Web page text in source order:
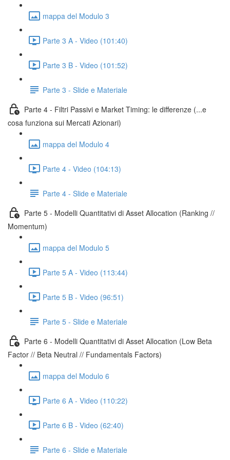
mappa del Modulo 3
Parte 3 A - Video (101:40)
Parte 3 B - Video (101:52)
Parte 3 - Slide e Materiale
Parte 4 - Filtri Passivi e Market Timing: le differenze (...e
cosa funziona sui Mercati Azionari)
mappa del Modulo 4
Parte 4 - Video (104:13)
Parte 4 - Slide e Materiale
Parte 5 - Modelli Quantitativi di Asset Allocation (Ranking //
Momentum)
mappa del Modulo 5
Parte 5 A - Video (113:44)
Parte 5 B - Video (96:51)
Parte 5 - Slide e Materiale
Parte 6 - Modelli Quantitativi di Asset Allocation (Low Beta
Factor // Beta Neutral // Fundamentals Factors)
mappa del Modulo 6
Parte 6 A - Video (110:22)
Parte 6 B - Video (62:40)
Parte 6 - Slide e Materiale